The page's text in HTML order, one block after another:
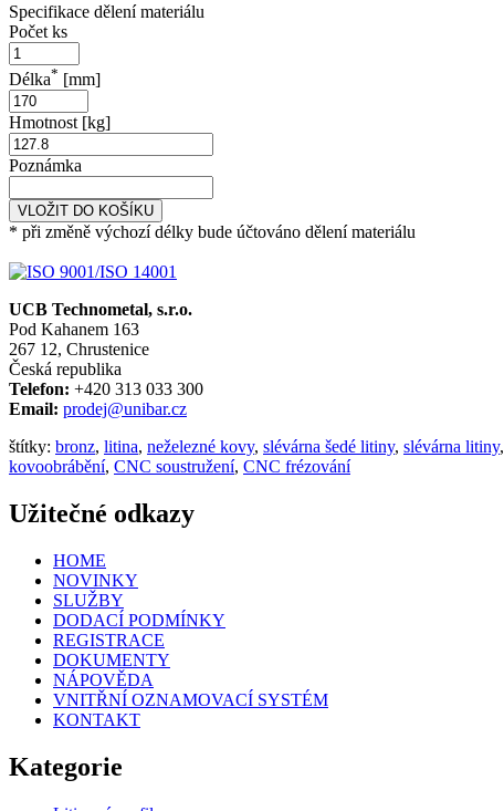
Specifikace dělení materiálu
Počet ks
Délka* [mm]
Hmotnost [kg]
Poznámka
VLOŽIT DO KOŠÍKU
* při změně výchozí délky bude účtováno dělení materiálu
UCB Technometal, s.r.o.
Pod Kahanem 163
267 12, Chrustenice
Česká republika
Telefon: +420 313 033 300
Email: prodej@unibar.cz
štítky: bronz, litina, neželezné kovy, slévárna šedé litiny, slévárna litiny,
kovoobrábění, CNC soustružení, CNC frézování
Užitečné odkazy
HOME
NOVINKY
SLUŽBY
DODACÍ PODMÍNKY
REGISTRACE
DOKUMENTY
NÁPOVĚDA
VNITŘNÍ OZNAMOVACÍ SYSTÉM
KONTAKT
Kategorie